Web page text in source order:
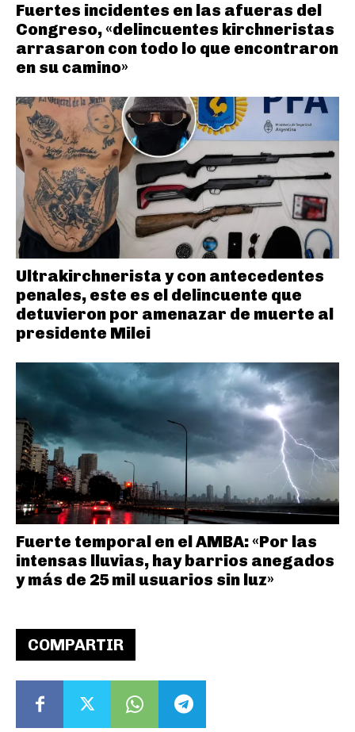
COMPARTIR
Fuertes incidentes en las afueras del
Congreso, «delincuentes kirchneristas
arrasaron con todo lo que encontraron
en su camino»
Ultrakirchnerista y con antecedentes
penales, este es el delincuente que
detuvieron por amenazar de muerte al
presidente Milei
Fuerte temporal en el AMBA: «Por las
intensas lluvias, hay barrios anegados
y más de 25 mil usuarios sin luz»